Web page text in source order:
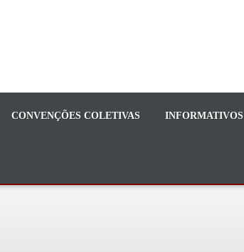
CONVENÇÕES COLETIVAS INFORMATIVOS